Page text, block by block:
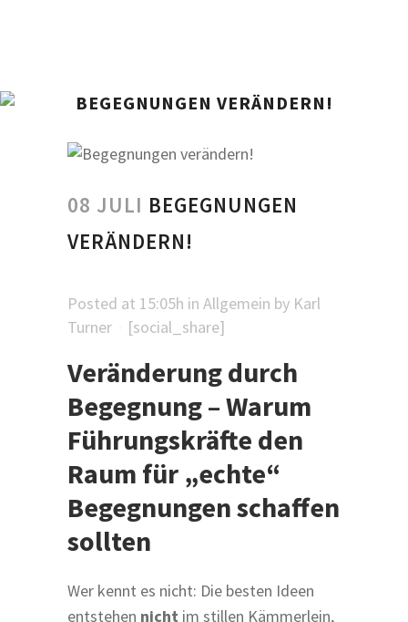
BEGEGNUNGEN VERÄNDERN!
08 JULI BEGEGNUNGEN
VERÄNDERN!
Posted at 15:05h in Allgemein by Karl
Turner
[social_share]
Veränderung durch
Begegnung – Warum
Führungskräfte den
Raum für „echte“
Begegnungen schaffen
sollten
Wer kennt es nicht: Die besten Ideen
entstehen nicht im stillen Kämmerlein,